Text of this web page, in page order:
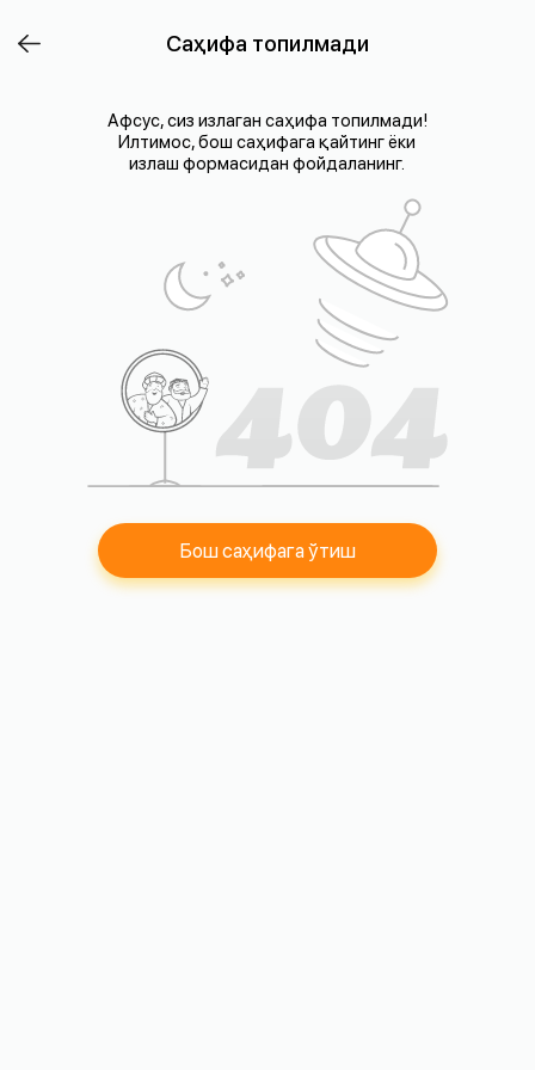
Саҳифа топилмади
Афсус, сиз излаган саҳифа топилмади!
Илтимос, бош саҳифага қайтинг ёки
излаш формасидан фойдаланинг.
Бош саҳифага ўтиш